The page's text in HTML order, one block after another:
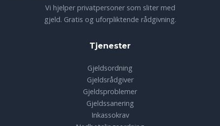
Vi hjelper privatpersoner som sliter med
gjeld. Gratis og uforpliktende rådgivning.
Tjenester
Gjeldsordning
Gjeldsrådgiver
Gjeldsproblemer
Gjeldssanering
Inkassokrav